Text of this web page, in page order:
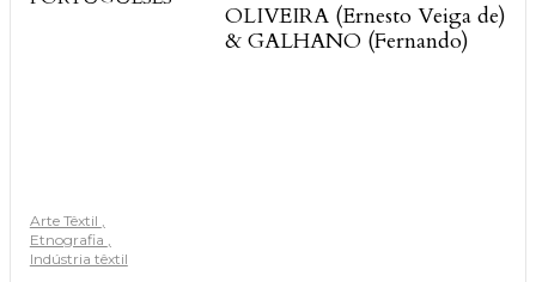
OLIVEIRA (Ernesto Veiga de)
& GALHANO (Fernando)
Arte Têxtil
Etnografia
Indústria têxtil